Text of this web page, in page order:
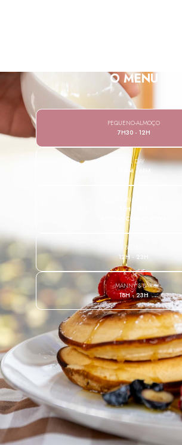
O MENU
PEQUENO-ALMOÇO
7H30 - 12H
ALL DAY
12AM - 6PM
AFTERNOON TEA
16H - 18H
APENAS COM RESERVA
BISTRO
12H - 23H
MANNY'S BAR
18H - 23H